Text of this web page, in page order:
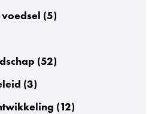
(5)
(52)
(3)
(12)